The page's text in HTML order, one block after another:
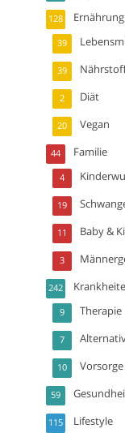
Ernährung
128
39
39
Diät
2
Vegan
20
Familie
44
4
19
Baby &
11
3
242
Therapie
9
7
Vorsorge
10
59
Lifestyle
115